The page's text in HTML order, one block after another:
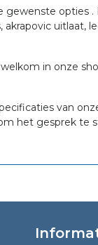
gewenste opties
akrapovic uitlaat,
in onze
van
het gesprek te